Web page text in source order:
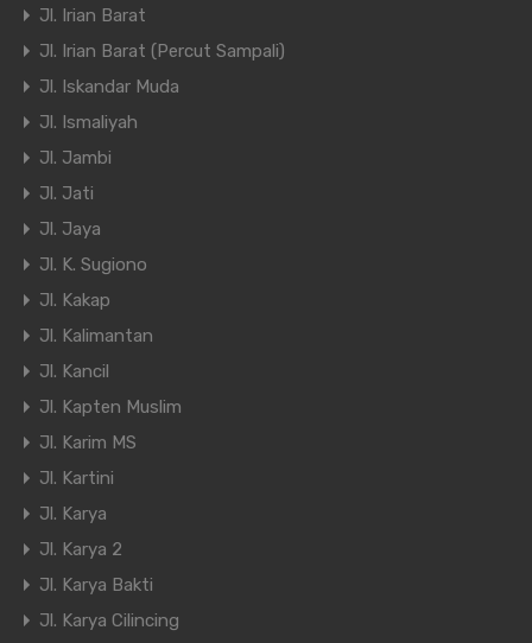
Jl. Irian Barat
Jl. Irian Barat (Percut Sampali)
Jl. Iskandar Muda
Jl. Ismaliyah
Jl. Jambi
Jl. Jati
Jl. Jaya
Jl. K. Sugiono
Jl. Kakap
Jl. Kalimantan
Jl. Kancil
Jl. Kapten Muslim
Jl. Karim MS
Jl. Kartini
Jl. Karya
Jl. Karya 2
Jl. Karya Bakti
Jl. Karya Cilincing